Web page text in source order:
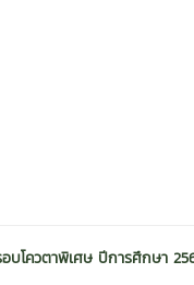
บโควตาพิเศษ ปีการศึกษา